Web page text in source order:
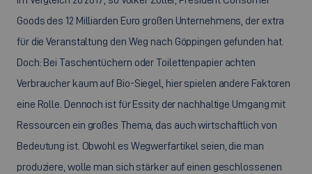
Goods des 12 Milliarden Euro großen Unternehmens, der extra
für die Veranstaltung den Weg nach Göppingen gefunden hat.
Doch: Bei Taschentüchern oder Toilettenpapier achten
Verbraucher kaum auf Bio-Siegel, hier spielen andere Faktoren
eine Rolle. Dennoch ist für Essity der nachhaltige Umgang mit
Ressourcen ein großes Thema, das auch wirtschaftlich von
Bedeutung ist. Obwohl es Wegwerfartikel seien, die man
produziere, wolle man sich stärker auf einen geschlossenen